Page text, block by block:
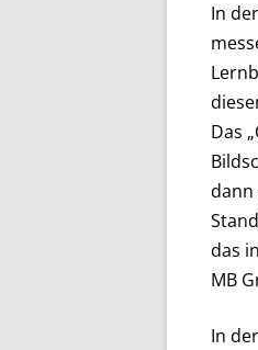
In
Das
dann
das
MB
In